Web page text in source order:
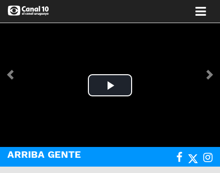
Play
Anterior
ARRIBA GENTE